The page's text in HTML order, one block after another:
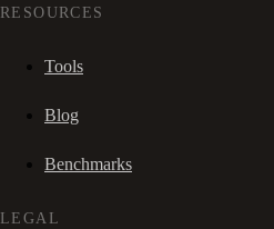
RESOURCES
Tools
Blog
Benchmarks
LEGAL